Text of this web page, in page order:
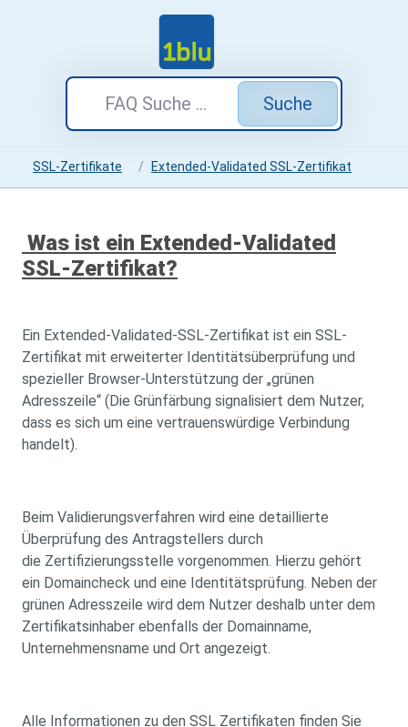
Suche
SSL-Zertifikate Extended-Validated SSL-Zertifikat
Was ist ein Extended-Validated
SSL-Zertifikat?
Ein Extended-Validated-SSL-Zertifikat ist ein SSL-
Zertifikat mit erweiterter Identitätsüberprüfung und
spezieller Browser-Unterstützung der „grünen
Adresszeile“ (Die Grünfärbung signalisiert dem Nutzer,
dass es sich um eine vertrauenswürdige Verbindung
handelt).
Beim Validierungsverfahren wird eine detaillierte
Überprüfung des Antragstellers durch
die Zertifizierungsstelle vorgenommen. Hierzu gehört
ein Domaincheck und eine Identitätsprüfung. Neben der
grünen Adresszeile wird dem Nutzer deshalb unter dem
Zertifikatsinhaber ebenfalls der Domainname,
Unternehmensname und Ort angezeigt.
Alle Informationen zu den SSL Zertifikaten finden Sie